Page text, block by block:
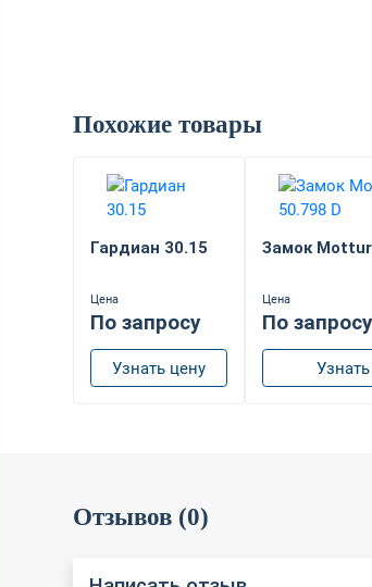
Похожие товары
Гардиан 30.15
Цена
По запросу
Узнать цену
Замок
Цена
По запросу
Отзывов (0)